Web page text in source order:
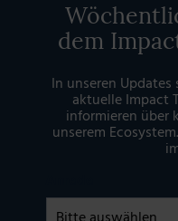
dem
In unseren
aktuelle Impact
informieren über
unserem